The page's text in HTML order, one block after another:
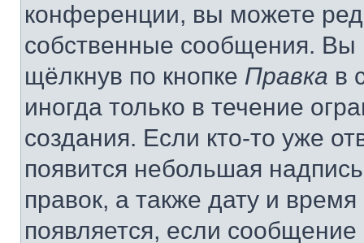
конференции, вы можете
собственные сообщения. Вы
щёлкнув по кнопке Правка в
иногда только в течение
создания. Если кто-то уже
появится небольшая
правок, а также дату и
появляется, если